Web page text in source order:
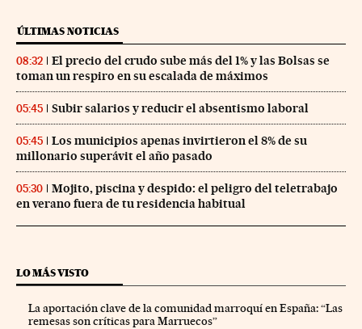
ÚLTIMAS NOTICIAS
08:32
El precio del crudo sube más del 1% y las Bolsas se
toman un respiro en su escalada de máximos
05:45 Subir salarios y reducir el absentismo laboral
05:45
Los municipios apenas invirtieron el 8% de su
millonario superávit el año pasado
05:30
Mojito, piscina y despido: el peligro del teletrabajo
en verano fuera de tu residencia habitual
LO MÁS VISTO
La aportación clave de la comunidad marroquí en España: “Las
remesas son críticas para Marruecos”